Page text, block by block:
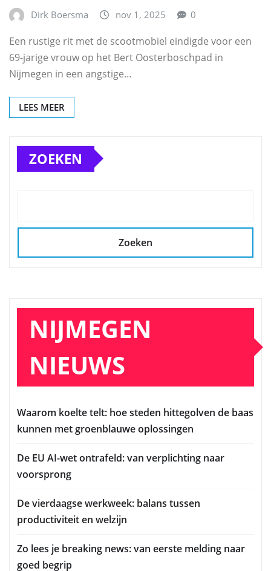
Dirk Boersma nov 1, 2025 0
Een rustige rit met de scootmobiel eindigde voor een
69-jarige vrouw op het Bert Oosterboschpad in
Nijmegen in een angstige…
LEES MEER
ZOEKEN
Zoeken
NIJMEGEN
NIEUWS
Waarom koelte telt: hoe steden hittegolven de baas
kunnen met groenblauwe oplossingen
De EU AI-wet ontrafeld: van verplichting naar
voorsprong
De vierdaagse werkweek: balans tussen
productiviteit en welzijn
Zo lees je breaking news: van eerste melding naar
goed begrip